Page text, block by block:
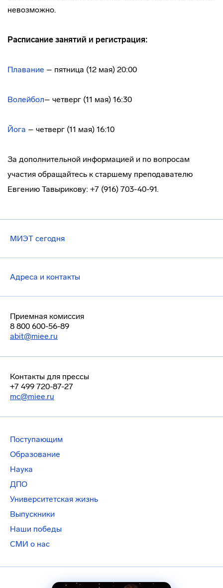
невозможно.
Расписание занятий и регистрация:
Плавание – пятница (12 мая) 20:00
Волейбол– четверг (11 мая) 16:30
Йога – четверг (11 мая) 16:10
За дополнительной информацией и по вопросам
участия обращайтесь к старшему преподавателю
Евгению Тавырикову: +7 (916) 703-40-91.
МИЭТ сегодня
Адреса и контакты
Приемная комиссия
8 800 600-56-89
abit@miee.ru
Контакты для прессы
+7 499 720-87-27
mc@miee.ru
Поступающим
Образование
Наука
ДПО
Университетская жизнь
Выпускники
Наши победы
СМИ о нас